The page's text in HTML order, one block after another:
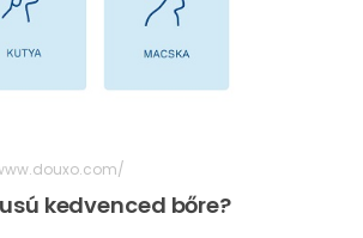
kedvenced bőre?